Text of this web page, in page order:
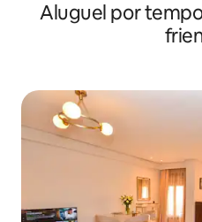
Aluguel por